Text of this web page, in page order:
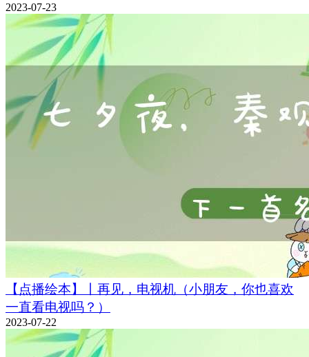
2023-07-23
【点播绘本】丨再见，电视机（小朋友，你也喜欢
一直看电视吗？）
2023-07-22